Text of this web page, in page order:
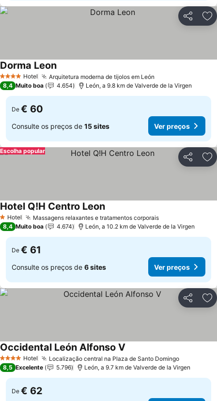
Partilhar
4 EstrelasHotel Arquitetura moderna de tijolos em León
Dorma Leon
8,4 Muito boa 4.654 León, a 9.8 km de Valverde de la Virgen
De € 60
Consulte os preços de 15 sites Ver preços
Partilhar
Escolha popular
1 Estrelas
Hotel Massagens relaxantes e tratamentos corporais
Hotel Q!H Centro Leon
8,4 Muito boa 4.674 León, a 10.2 km de Valverde de la Virgen
De € 61
Consulte os preços de 6 sites Ver preços
Partilhar
4 EstrelasHotel Localização central na Plaza de Santo Domingo
Occidental León Alfonso V
8,5 Excelente 5.796 León, a 9.7 km de Valverde de la Virgen
De € 62